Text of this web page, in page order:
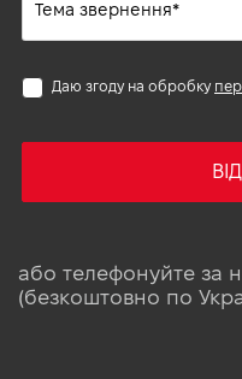
Даю згоду на обробку
або телефонуйте за
(безкоштовно по